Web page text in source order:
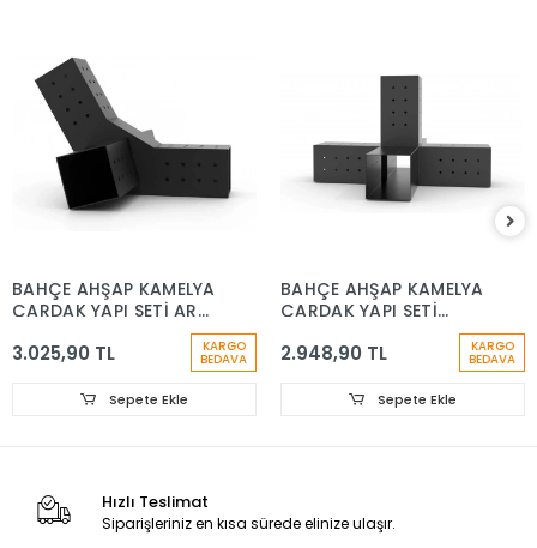
BAHÇE AHŞAP KAMELYA
ÇARDAK YAPI SETİ ARA
3.025,90 TL KARGO
BEDAVA
Sepete Ekle
BAHÇE AHŞAP KAMELYA
ÇARDAK YAPI SETİ
2.948,90 TL KARGO
BEDAVA
Sepete Ekle
Hızlı Teslimat
Siparişleriniz en kısa sürede elinize ulaşır.